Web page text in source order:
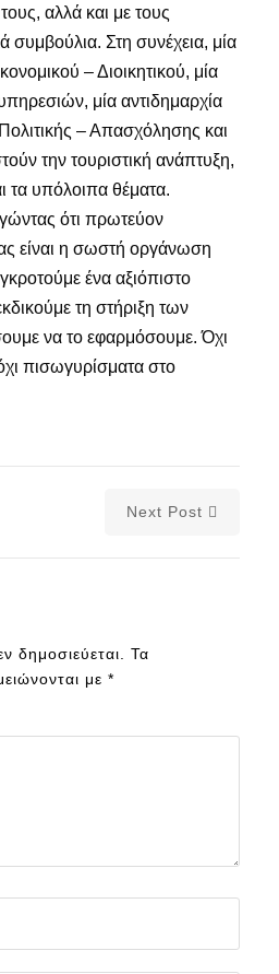
αλλά και με τους
συμβούλια. Στη συνέχεια, μία
– Διοικητικού, μία
μία αντιδημαρχία
– Απασχόλησης και
την τουριστική ανάπτυξη,
τα υπόλοιπα θέματα.
ότι πρωτεύον
είναι η σωστή οργάνωση
ένα αξιόπιστο
τη στήριξη των
να το εφαρμόσουμε. Όχι
πισωγυρίσματα στο
Next Post
δημοσιεύεται.
Τα
με*